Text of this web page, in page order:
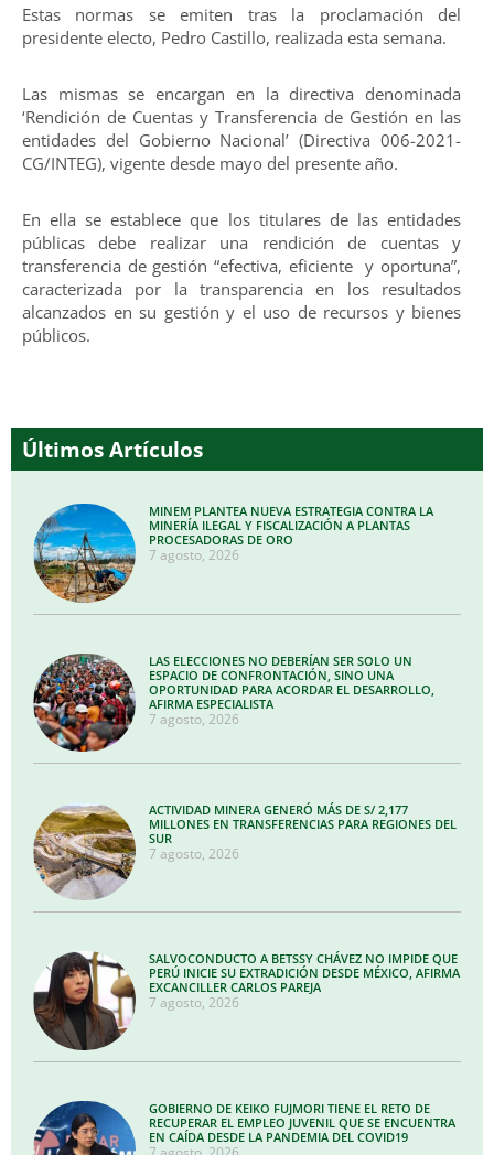
Estas normas se emiten tras la proclamación del
presidente electo, Pedro Castillo, realizada esta semana.
Las mismas se encargan en la directiva denominada
‘Rendición de Cuentas y Transferencia de Gestión en las
entidades del Gobierno Nacional’ (Directiva 006-2021-
CG/INTEG), vigente desde mayo del presente año.
En ella se establece que los titulares de las entidades
públicas debe realizar una rendición de cuentas y
transferencia de gestión “efectiva, eficiente y oportuna”,
caracterizada por la transparencia en los resultados
alcanzados en su gestión y el uso de recursos y bienes
públicos.
Últimos Artículos
MINEM PLANTEA NUEVA ESTRATEGIA CONTRA LA
MINERÍA ILEGAL Y FISCALIZACIÓN A PLANTAS
PROCESADORAS DE ORO
7 agosto, 2026
LAS ELECCIONES NO DEBERÍAN SER SOLO UN
ESPACIO DE CONFRONTACIÓN, SINO UNA
OPORTUNIDAD PARA ACORDAR EL DESARROLLO,
AFIRMA ESPECIALISTA
7 agosto, 2026
ACTIVIDAD MINERA GENERÓ MÁS DE S/ 2,177
MILLONES EN TRANSFERENCIAS PARA REGIONES DEL
SUR
7 agosto, 2026
SALVOCONDUCTO A BETSSY CHÁVEZ NO IMPIDE QUE
PERÚ INICIE SU EXTRADICIÓN DESDE MÉXICO, AFIRMA
EXCANCILLER CARLOS PAREJA
7 agosto, 2026
GOBIERNO DE KEIKO FUJMORI TIENE EL RETO DE
RECUPERAR EL EMPLEO JUVENIL QUE SE ENCUENTRA
EN CAÍDA DESDE LA PANDEMIA DEL COVID19